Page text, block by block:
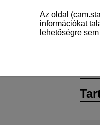
Az oldal
információkat
lehetőségre